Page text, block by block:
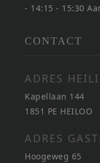
- 14:15 - 15:30
CONTACT
ADRES
Kapellaan 144
1851 PE HEILOO
ADRES
Hoogeweg 65